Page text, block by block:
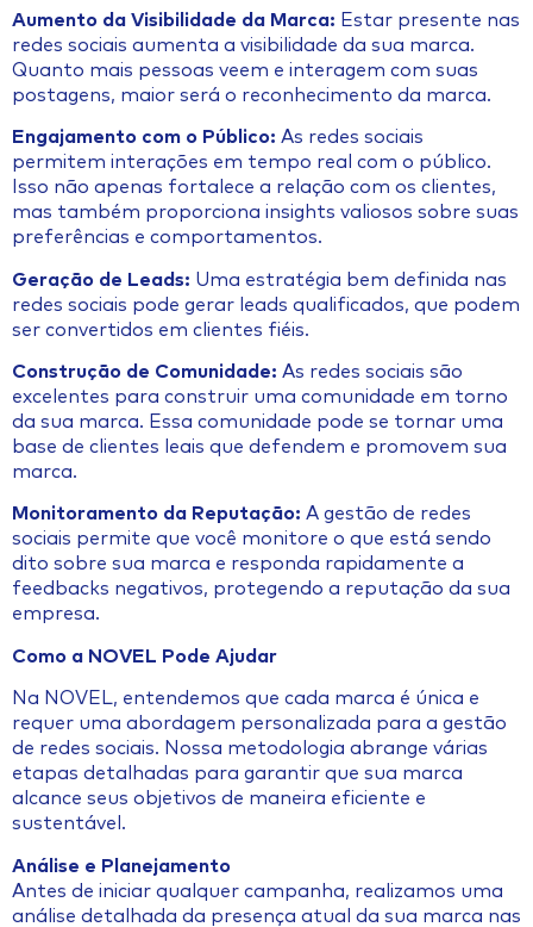
Aumento da Visibilidade da Marca: Estar presente nas
redes sociais aumenta a visibilidade da sua marca.
Quanto mais pessoas veem e interagem com suas
postagens, maior será o reconhecimento da marca.
Engajamento com o Público: As redes sociais
permitem interações em tempo real com o público.
Isso não apenas fortalece a relação com os clientes,
mas também proporciona insights valiosos sobre suas
preferências e comportamentos.
Geração de Leads: Uma estratégia bem definida nas
redes sociais pode gerar leads qualificados, que podem
ser convertidos em clientes fiéis.
Construção de Comunidade: As redes sociais são
excelentes para construir uma comunidade em torno
da sua marca. Essa comunidade pode se tornar uma
base de clientes leais que defendem e promovem sua
marca.
Monitoramento da Reputação: A gestão de redes
sociais permite que você monitore o que está sendo
dito sobre sua marca e responda rapidamente a
feedbacks negativos, protegendo a reputação da sua
empresa.
Como a NOVEL Pode Ajudar
Na NOVEL, entendemos que cada marca é única e
requer uma abordagem personalizada para a gestão
de redes sociais. Nossa metodologia abrange várias
etapas detalhadas para garantir que sua marca
alcance seus objetivos de maneira eficiente e
sustentável.
Análise e Planejamento
Antes de iniciar qualquer campanha, realizamos uma
análise detalhada da presença atual da sua marca nas